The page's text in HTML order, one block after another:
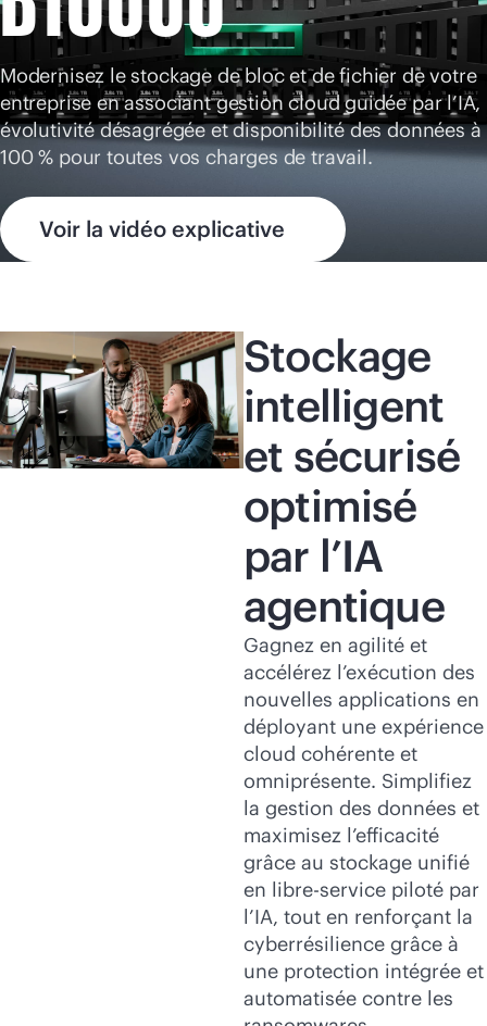
Acheter maintenant
Modernisez le stockage de bloc et de fichier de votre
entreprise en associant gestion cloud guidée par l’IA,
évolutivité désagrégée et disponibilité des données à
100 % pour toutes vos charges de travail.
Voir la vidéo explicative
Stockage
intelligent
et sécurisé
optimisé
par l’IA
agentique
Gagnez en agilité et
accélérez l’exécution des
nouvelles applications en
déployant une expérience
cloud cohérente et
omniprésente. Simplifiez
la gestion des données et
maximisez l’efficacité
grâce au stockage unifié
en libre-service piloté par
l’IA, tout en renforçant la
cyberrésilience grâce à
une protection intégrée et
automatisée contre les